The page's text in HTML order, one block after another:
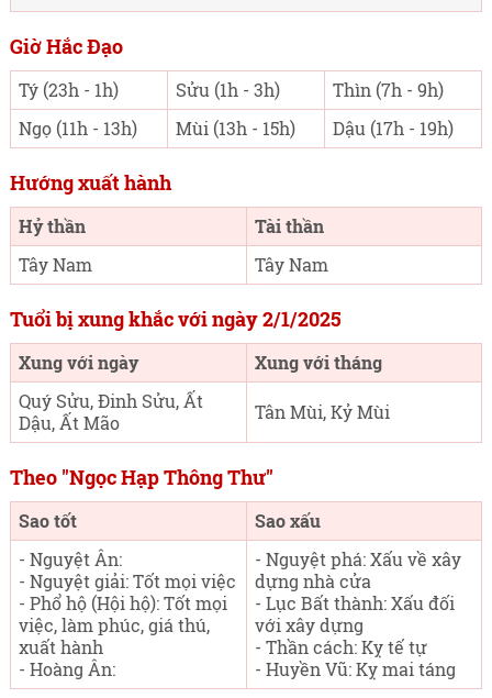
Giờ Hắc Đạo
Tý (23h - 1h) Sửu (1h - 3h)
Thìn (7h - 9h)
Ngọ (11h - 13h)
Mùi (13h - 15h) Dậu (17h - 19h)
Hướng xuất hành
Hỷ thần
Tài thần
Tây Nam
Tây Nam
Tuổi bị xung khắc với ngày 2/1/2025
Xung với ngày
Xung với tháng
Quý Sửu, Đinh Sửu, Ất
Dậu, Ất Mão
Tân Mùi, Kỷ Mùi
Theo "Ngọc Hạp Thông Thư"
Sao tốt
Sao xấu
- Nguyệt Ân:
- Nguyệt giải: Tốt mọi việc
- Phổ hộ (Hội hộ): Tốt mọi
việc, làm phúc, giá thú,
xuất hành
- Hoàng Ân:
- Nguyệt phá: Xấu về xây
dựng nhà cửa
- Lục Bất thành: Xấu đối
với xây dựng
- Thần cách: Kỵ tế tự
- Huyền Vũ: Kỵ mai táng